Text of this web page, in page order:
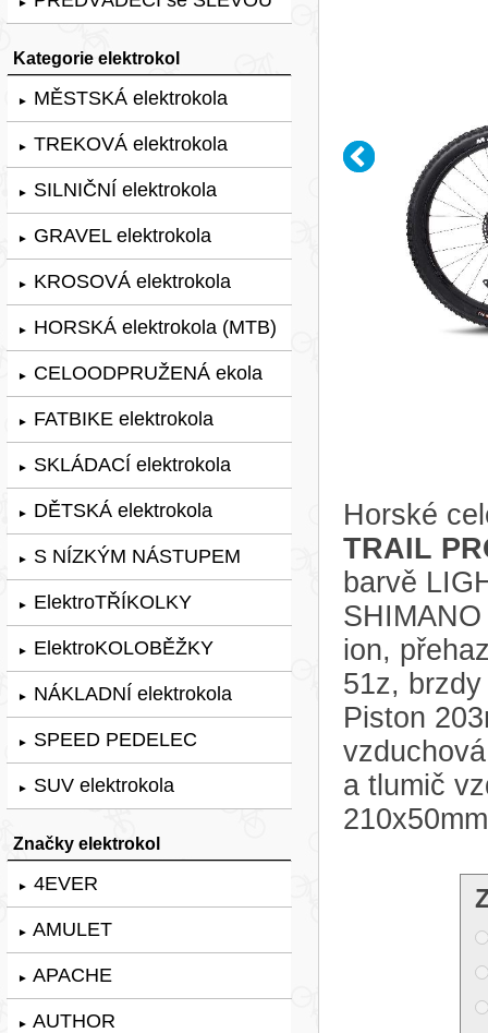
Kategorie elektrokol
► MĚSTSKÁ elektrokola
► TREKOVÁ elektrokola
► SILNIČNÍ elektrokola
► GRAVEL elektrokola
► KROSOVÁ elektrokola
► HORSKÁ elektrokola (MTB)
► CELOODPRUŽENÁ ekola
► FATBIKE elektrokola
► SKLÁDACÍ elektrokola
► DĚTSKÁ elektrokola
► S NÍZKÝM NÁSTUPEM
► ElektroTŘÍKOLKY
► ElektroKOLOBĚŽKY
► NÁKLADNÍ elektrokola
► SPEED PEDELEC
► SUV elektrokola
Značky elektrokol
► 4EVER
► AMULET
► APACHE
► AUTHOR
Horské
TRAIL
barvě
ion,
51z,
Piston
a tlumič